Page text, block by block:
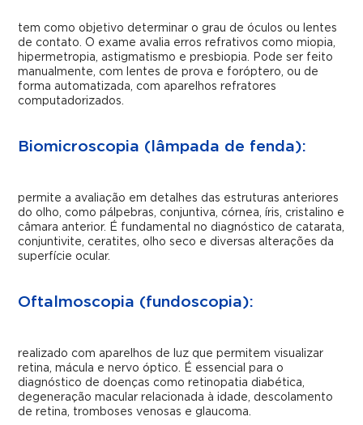
tem como objetivo determinar o grau de óculos ou lentes
de contato. O exame avalia erros refrativos como miopia,
hipermetropia, astigmatismo e presbiopia. Pode ser feito
manualmente, com lentes de prova e foróptero, ou de
forma automatizada, com aparelhos refratores
computadorizados.
Biomicroscopia (lâmpada de fenda):
permite a avaliação em detalhes das estruturas anteriores
do olho, como pálpebras, conjuntiva, córnea, íris, cristalino e
câmara anterior. É fundamental no diagnóstico de catarata,
conjuntivite, ceratites, olho seco e diversas alterações da
superfície ocular.
Oftalmoscopia (fundoscopia):
realizado com aparelhos de luz que permitem visualizar
retina, mácula e nervo óptico. É essencial para o
diagnóstico de doenças como retinopatia diabética,
degeneração macular relacionada à idade, descolamento
de retina, tromboses venosas e glaucoma.